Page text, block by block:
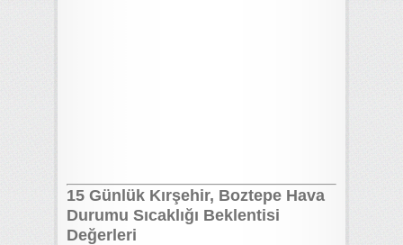
15 Günlük Kırşehir, Boztepe Hava
Durumu Sıcaklığı Beklentisi
Değerleri